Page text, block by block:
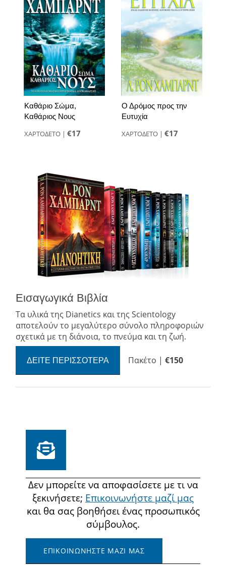
Καθάριο Σώμα,
Καθάριος Νους
ΧΑΡΤΟΔΕΤΟ| €17
Ο Δρόμος προς την
Ευτυχία
ΧΑΡΤΟΔΕΤΟ| €17
Εισαγωγικά Βιβλία
Τα υλικά της Dianetics και της Scientology
αποτελούν το μεγαλύτερο σύνολο πληροφοριών
σχετικά με τη διάνοια, το πνεύμα και τη ζωή.
ΔΕΊΤΕ ΠΕΡΙΣΣΌΤΕΡΑ Πακέτο | €150
Δεν μπορείτε να αποφασίσετε με τι να
ξεκινήσετε; Επικοινωνήστε μαζί μας
και θα σας βοηθήσει ένας προσωπικός
σύμβουλος.
ΕΠΙΚΟΙΝΩΝΗΣΤΕ ΜΑΖΙ ΜΑΣ